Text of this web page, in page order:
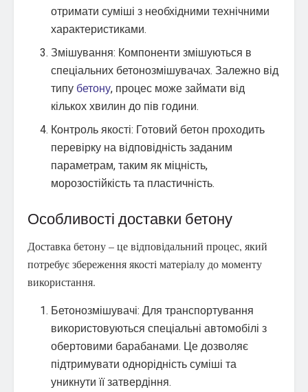
отримати суміші з необхідними технічними
характеристиками.
Змішування: Компоненти змішуються в
спеціальних бетонозмішувачах. Залежно від
типу бетону, процес може займати від
кількох хвилин до пів години.
Контроль якості: Готовий бетон проходить
перевірку на відповідність заданим
параметрам, таким як міцність,
морозостійкість та пластичність.
Особливості доставки бетону
Доставка бетону – це відповідальний процес, який
потребує збереження якості матеріалу до моменту
використання.
Бетонозмішувачі: Для транспортування
використовуються спеціальні автомобілі з
обертовими барабанами. Це дозволяє
підтримувати однорідність суміші та
уникнути її затвердіння.